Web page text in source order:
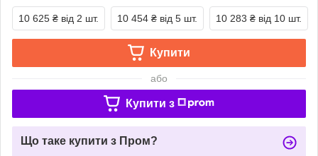
10 625 ₴ від 2 шт. 10 454 ₴ від 5 шт. 10 283 ₴ від 10 шт.
Купити
або
Купити з
Що таке купити з Пром?